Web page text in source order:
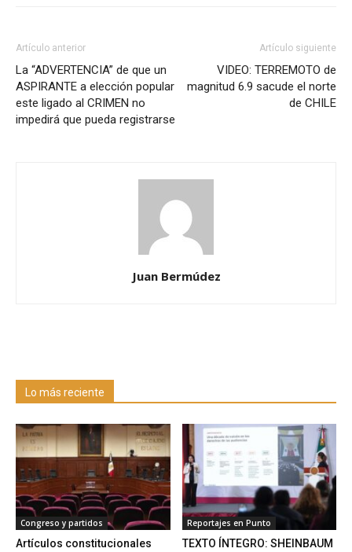
Artículo anterior
La “ADVERTENCIA” de que un
ASPIRANTE a elección popular
este ligado al CRIMEN no
impedirá que pueda registrarse
Artículo siguiente
VIDEO: TERREMOTO de
magnitud 6.9 sacude el norte
de CHILE
Juan Bermúdez
Lo más reciente
Congreso y partidos
Artículos constitucionales
Reportajes en Punto
TEXTO ÍNTEGRO: SHEINBAUM